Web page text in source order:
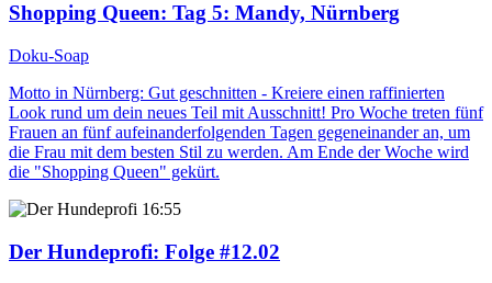
Shopping Queen: Tag 5: Mandy, Nürnberg
Doku-Soap
Motto in Nürnberg: Gut geschnitten - Kreiere einen raffinierten
Look rund um dein neues Teil mit Ausschnitt! Pro Woche treten fünf
Frauen an fünf aufeinanderfolgenden Tagen gegeneinander an, um
die Frau mit dem besten Stil zu werden. Am Ende der Woche wird
die "Shopping Queen" gekürt.
16:55
Der Hundeprofi: Folge #12.02